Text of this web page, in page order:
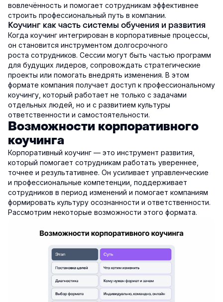
вовлечённость и помогает сотрудникам эффективнее
строить профессиональный путь в компании.
Коучинг как часть системы обучения и развития
Когда коучинг интегрирован в корпоративные процессы,
он становится инструментом долгосрочного
роста сотрудников. Сессии могут быть частью программ
для будущих лидеров, сопровождать стратегические
проекты или помогать внедрять изменения. В этом
формате компания получает доступ к профессиональному
коучингу, который работает не только с задачами
отдельных людей, но и с развитием культуры
ответственности и самостоятельности.
Возможности корпоративного
коучинга
Корпоративный коучинг — это инструмент развития,
который помогает сотрудникам работать увереннее,
точнее и результативнее. Он усиливает управленческие
и профессиональные компетенции, поддерживает
сотрудников в период изменений и помогает компаниям
формировать культуру осознанности и ответственности.
Рассмотрим некоторые возможности этого формата.